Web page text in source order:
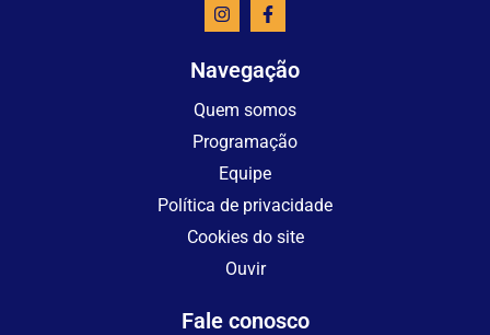
Navegação
Quem somos
Programação
Equipe
Política de privacidade
Cookies do site
Ouvir
Fale conosco